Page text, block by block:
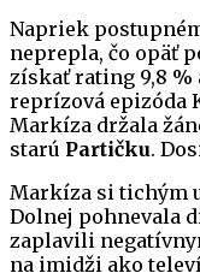
Napriek
neprepla, čo opäť
získať rating 9,8 %
reprízová epizóda
Markíza držala
starú Partičku.
Markíza si tichým
Dolnej pohnevala
zaplavili
na imidži ako